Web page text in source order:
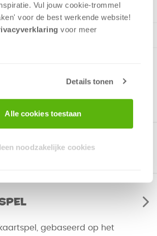
Vul jouw cookie-trommel
voor de best werkende website​!
voor meer
Details tonen
Alle cookies toestaan
noodzakelijke cookies
producten
gebaseerd op het